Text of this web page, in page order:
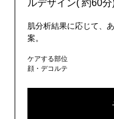
ルデザイン( 約60分
肌分析結果に応じて、
案。
ケアする部位
顔・デコルテ